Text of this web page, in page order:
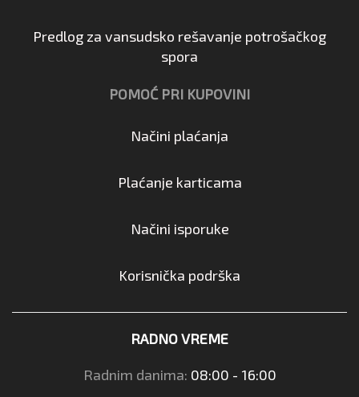
Predlog za vansudsko rešavanje potrošačkog
spora
POMOĆ PRI KUPOVINI
Načini plaćanja
Plaćanje karticama
Načini isporuke
Korisnička podrška
RADNO VREME
Radnim danima: 08:00 - 16:00